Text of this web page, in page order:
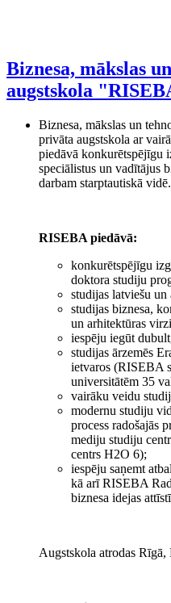
Biznesa, mākslas
augstskola
Biznesa, mākslas un
privāta augstskola ar
piedāvā konkurētspējīgu
speciālistus un vadītājus
darbam starptautiskā vidē.
RISEBA piedāvā:
konkurētspējīgu
doktora studiju
studijas latviešu un
studijas biznesa,
un arhitektūras
iespēju iegūt
studijas ārzemēs
ietvaros (RISEBA
universitātēm 35
vairāku veidu
modernu studiju
process radošajās
mediju studiju
centrs H2O 6);
iespēju saņemt
kā arī RISEBA
biznesa idejas
Augstskola atrodas Rīgā,